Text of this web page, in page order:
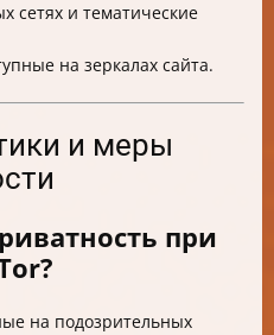
сетях и тематические
на зеркалах сайта.
и меры
при
на подозрительных